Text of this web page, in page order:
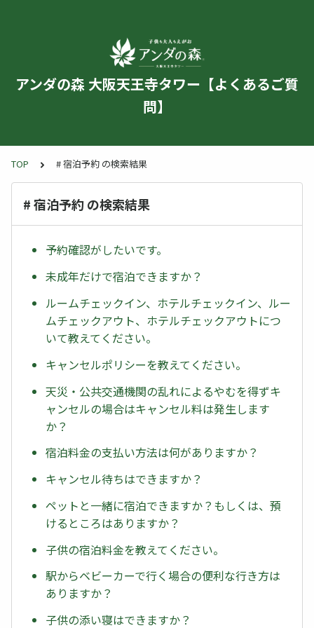
アンダの森 大阪天王寺タワー【よくあるご質
問】
TOP # 宿泊予約 の検索結果
# 宿泊予約 の検索結果
予約確認がしたいです。
未成年だけで宿泊できますか？
ルームチェックイン、ホテルチェックイン、ルー
ムチェックアウト、ホテルチェックアウトにつ
いて教えてください。
キャンセルポリシーを教えてください。
天災・公共交通機関の乱れによるやむを得ずキ
ャンセルの場合はキャンセル料は発生します
か？
宿泊料金の支払い方法は何がありますか？
キャンセル待ちはできますか？
ペットと一緒に宿泊できますか？もしくは、預
けるところはありますか？
子供の宿泊料金を教えてください。
駅からベビーカーで行く場合の便利な行き方は
ありますか？
子供の添い寝はできますか？